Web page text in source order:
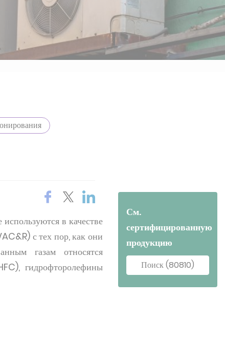
в качестве
с тех пор, как они
газам относятся
гидрофторолефины
См.
сертифицированную
продукцию
Поиск (80810)